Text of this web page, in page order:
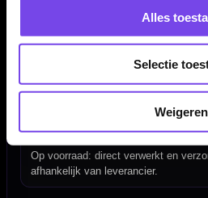
Alles
Selectie
Weigeren
Hulp Nodig? Wij helpen
Tel: 085-8769938
Klantenservice@mcdartshop.nl
Mcdartshop.nl Graaf Hendrikstraat
Op voorraad: direct verwerkt en
afhankelijk van leverancier.